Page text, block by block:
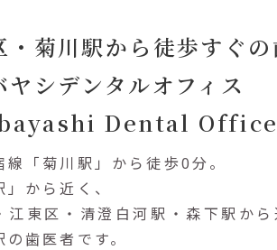
・菊川駅から 徒歩すぐ
ヤシデンタルオフィス
Dental Office
線「菊川駅」から徒歩0分。
」から近く、
江東区・清澄白河駅・森下駅から
の歯医者です。